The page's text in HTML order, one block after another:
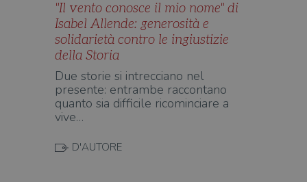
"Il vento conosce il mio nome" di
Isabel Allende: generosità e
solidarietà contro le ingiustizie
della Storia
Due storie si intrecciano nel
presente: entrambe raccontano
quanto sia difficile ricominciare a
vive…
D'AUTORE